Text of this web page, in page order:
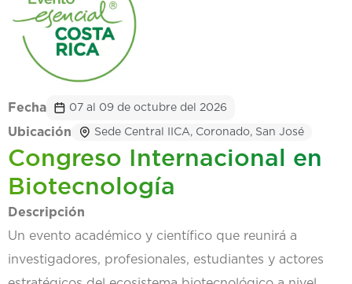
Fecha 07 al 09 de octubre del 2026
Ubicación Sede Central IICA, Coronado, San José
Congreso Internacional en
Biotecnología
Descripción
Un evento académico y científico que reunirá a
investigadores, profesionales, estudiantes y actores